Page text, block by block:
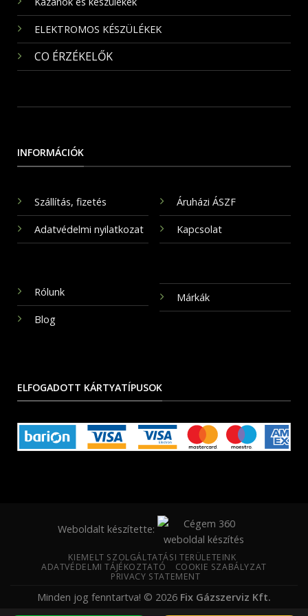
ELEKTROMOS KÉSZÜLÉKEK
CO ÉRZÉKELŐK
INFORMÁCIÓK
Szállítás, fizetés
Adatvédelmi nyilatkozat
Áruházi ÁSZF
Kapcsolat
Rólunk
Blog
Márkák
ELFOGADOTT KÁRTYATÍPUSOK
Weboldalt készítette:
KIEMELT SZOLGÁLTATÁSI TERÜLETEINK
ADATVÉDELMI TÁJÉKOZTATÓ
COOKIE SZABÁLYZAT
PRIVACY STATEMENT
Minden jog fenntartva! © 2026 Fix Gázszerviz Kft.